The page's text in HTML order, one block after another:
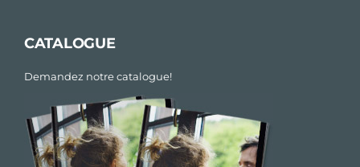
CATALOGUE
Demandez notre catalogue!